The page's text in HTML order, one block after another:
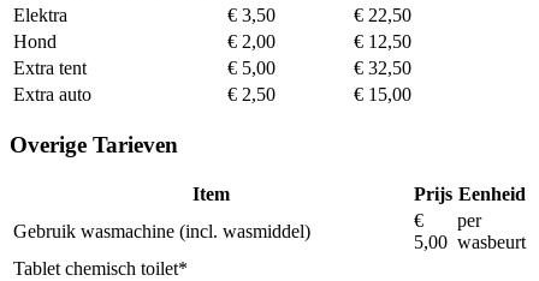
Elektra
€ 3,50
€ 22,50
Hond
€ 2,00
€ 12,50
Extra tent
€ 5,00
€ 32,50
Extra auto
€ 2,50 € 15,00
Overige Tarieven
Item Prijs Eenheid
Gebruik wasmachine (incl. wasmiddel)
€
5,00
per
wasbeurt
Tablet chemisch toilet*